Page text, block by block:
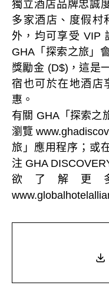
獨立酒店品牌忠誠
多家酒店、度假村
外，均可享受 VIP
GHA「探索之旅」
獎勵金 (D$)，這是
宿也可於在地酒店
惠。
有關 GHA「探索之
瀏覽
旅」應用程序；或
注 GHA
欲了解更